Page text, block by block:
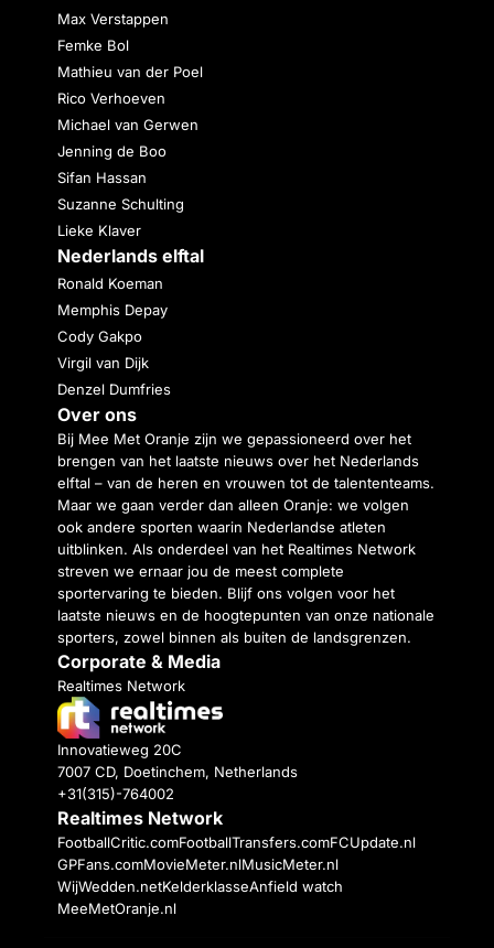
Max Verstappen
Femke Bol
Mathieu van der Poel
Rico Verhoeven
Michael van Gerwen
Jenning de Boo
Sifan Hassan
Suzanne Schulting
Lieke Klaver
Nederlands elftal
Ronald Koeman
Memphis Depay
Cody Gakpo
Virgil van Dijk
Denzel Dumfries
Over ons
Bij Mee Met Oranje zijn we gepassioneerd over het
brengen van het laatste nieuws over het Nederlands
elftal – van de heren en vrouwen tot de talententeams.
Maar we gaan verder dan alleen Oranje: we volgen
ook andere sporten waarin Nederlandse atleten
uitblinken. Als onderdeel van het Realtimes Network
streven we ernaar jou de meest complete
sportervaring te bieden. Blijf ons volgen voor het
laatste nieuws en de hoogtepunten van onze nationale
sporters, zowel binnen als buiten de landsgrenzen.
Corporate & Media
Realtimes Network
Innovatieweg 20C
7007 CD, Doetinchem, Netherlands
+31(315)-764002
Realtimes Network
FootballCritic.comFootballTransfers.comFCUpdate.nl
GPFans.comMovieMeter.nlMusicMeter.nl
WijWedden.netKelderklasseAnfield watch
MeeMetOranje.nl